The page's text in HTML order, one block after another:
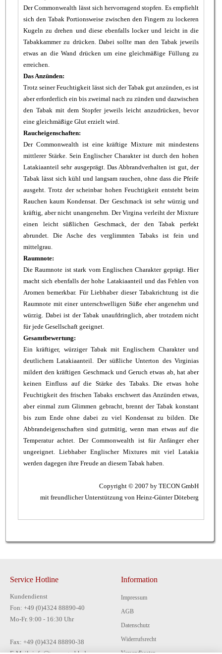
Der Commonwealth lässt sich hervorragend stopfen. Es empfiehlt
sich den Tabak Portionsweise zwischen den Fingern zu lockeren
Kugeln zu drehen und diese ebenfalls locker und leicht in die
Tabakkammer zu drücken. Dabei sollte man den Tabak jeweils
etwas an die Wand drücken um eine gleichmäßige Füllung zu
erreichen.
Das Anzünden:
Trotz seiner Feuchtigkeit lässt sich der Tabak gut anzünden, es ist
aber erforderlich ein bis zweimal nach zu zünden und dazwischen
den Tabak mit dem Stopfer jeweils leicht anzudrücken, bevor
eine gleichmäßige Glut erzielt wird.
Raucheigenschaften:
Der Commonwealth ist eine kräftige Mixture mit mindestens
mittlerer Stärke. Sein Englischer Charakter ist durch den hohen
Latakiaanteil sehr ausgeprägt. Das Abbrandverhalten ist gut, der
Tabak lässt sich kühl und langsam rauchen, ohne dass die Pfeife
ausgeht. Trotz der scheinbar hohen Feuchtigkeit entsteht beim
Rauchen kaum Kondensat. Der Geschmack ist sehr würzig und
kräftig, aber nicht unangenehm. Der Virgina verleiht der Mixture
einen leicht süßlichen Geschmack, der den Tabak perfekt
abrundet. Die Asche des verglimmten Tabaks ist fein und
mittelgrau.
Raumnote:
Die Raumnote ist stark vom Englischen Charakter geprägt. Hier
macht sich ebenfalls der hohe Latakiaanteil und das Fehlen von
Aromen bemerkbar. Für Liebhaber dieser Tabakrichtung ist die
Raumnote mit einer unterschwelligen Süße eher angenehm und
würzig. Dabei ist der Tabak unaufdringlich, aber trotzdem nicht
für jede Gesellschaft geeignet.
Gesamtbewertung:
Ein kräftiger, würziger Tabak mit Englischem Charakter und
deutlichem Latakiaanteil. Der süßliche Unterton des Virginias
mildert den kräftigen Geschmack und Geruch etwas ab, hat aber
keinen Einfluss auf die Stärke des Tabaks. Die etwas hohe
Feuchtigkeit des frischen Tabaks erschwert das Anzünden etwas,
aber einmal zum Glimmen gebracht, brennt der Tabak konstant
bis zum Ende ohne dabei zu viel Kondensat zu bilden. Die
Abbrandeigenschaften sind gutmütig, wenn man etwas auf die
Temperatur achtet. Der Commonwealth ist für Anfänger eher
ungeeignet. Liebhaber Englischer Mixtures mit viel Latakia
werden dagegen ihre Freude an diesem Tabak haben.
Copyright © 2007 by TECON GmbH
mit freundlicher Unterstützung von Heinz-Günter Döteberg
Service Hotline
Kundendienst
Fon: +49 (0)4324 88890-40
Mo-Fr. 9:00 - 16:30 Uhr
Fax: +49 (0)4324 88890-38
Information
Impressum
AGB
Datenschutz
Widerrufsrecht